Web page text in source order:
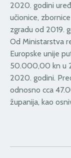
2020. godini
učionice,
zgradu od 2019.
Od Ministarstva
Europske unije
50.000,00 kn u
2020. godini.
odnosno cca
županija, kao